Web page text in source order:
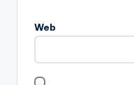
Web